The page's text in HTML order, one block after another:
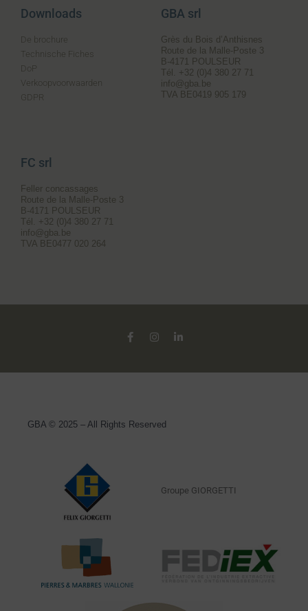
Downloads
De brochure
Technische Fiches
DoP
Verkoopvoorwaarden
GDPR
GBA srl
Grès du Bois d’Anthisnes
Route de la Malle-Poste 3
B-4171 POULSEUR
Tél. +32 (0)4 380 27 71
info@gba.be
TVA BE0419 905 179
FC srl
Feller concassages
Route de la Malle-Poste 3
B-4171 POULSEUR
Tél. +32 (0)4 380 27 71
info@gba.be
TVA BE0477 020 264
GBA © 2025 – All Rights Reserved
Groupe GIORGETTI